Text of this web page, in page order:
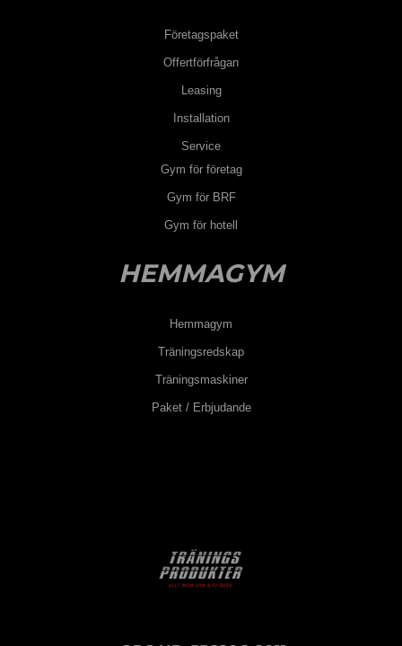
Företagspaket
Offertförfrågan
Leasing
Installation
Service
Gym för företag
Gym för BRF
Gym för hotell
HEMMAGYM
Hemmagym
Träningsredskap
Träningsmaskiner
Paket / Erbjudande